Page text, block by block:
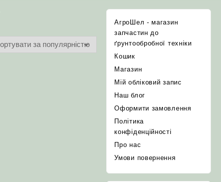
АгроШел - магазин
запчастин до
ґрунтообробної техніки
Кошик
Магазин
Мій обліковий запис
Наш блог
Оформити замовлення
Політика
конфіденційності
Про нас
Умови повернення